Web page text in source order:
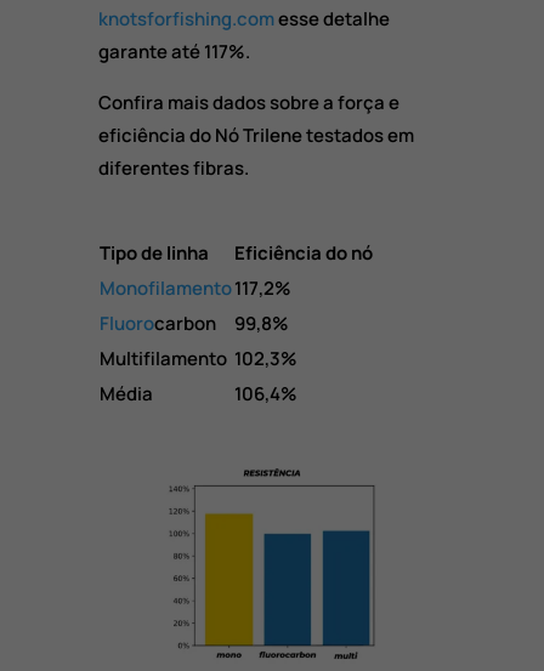
knotsforfishing.comesse detalhe
garante até 117%.
Confira mais dados sobre a força e
eficiência do Nó Trilene testados em
diferentes fibras.
Tipo de linha
Eficiência do nó
Monofilamento117,2%
Fluorocarbon
99,8%
Multifilamento 102,3%
Média
106,4%